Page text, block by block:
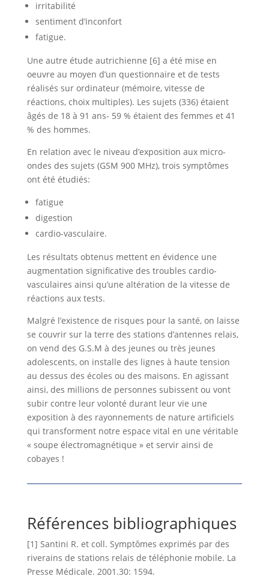
irritabilité
sentiment d’inconfort
fatigue.
Une autre étude autrichienne [6] a été mise en
oeuvre au moyen d’un questionnaire et de tests
réalisés sur ordinateur (mémoire, vitesse de
réactions, choix multiples). Les sujets (336) étaient
âgés de 18 à 91 ans- 59 % étaient des femmes et 41
% des hommes.
En relation avec le niveau d’exposition aux micro-
ondes des sujets (GSM 900 MHz), trois symptômes
ont été étudiés:
fatigue
digestion
cardio-vasculaire.
Les résultats obtenus mettent en évidence une
augmentation significative des troubles cardio-
vasculaires ainsi qu’une altération de la vitesse de
réactions aux tests.
Malgré l’existence de risques pour la santé, on laisse
se couvrir sur la terre des stations d’antennes relais,
on vend des G.S.M à des jeunes ou très jeunes
adolescents, on installe des lignes à haute tension
au dessus des écoles ou des maisons. En agissant
ainsi, des millions de personnes subissent ou vont
subir contre leur volonté durant leur vie une
exposition à des rayonnements de nature artificiels
qui transforment notre espace vital en une véritable
« soupe électromagnétique » et servir ainsi de
cobayes !
Références bibliographiques
[1] Santini R. et coll. Symptômes exprimés par des
riverains de stations relais de téléphonie mobile. La
Presse Médicale. 2001.30: 1594.